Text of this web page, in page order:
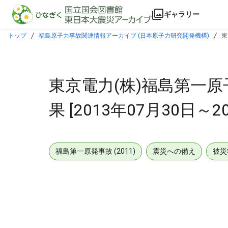
本文に飛ぶ
ギャラリー
トップ 福島原子力事故関連情報アーカイブ (日本原子力研究開発機構)
東京電力(株)福島第一
果 [2013年07月30日～
福島第一原発事故 (2011) 震災への備え 被災